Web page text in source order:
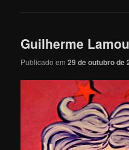
Guilherme
Publicado em29 de outubro de